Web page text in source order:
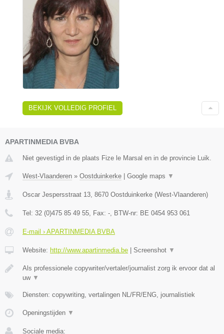
BEKIJK VOLLEDIG PROFIEL
APARTINMEDIA BVBA
Niet gevestigd in de plaats Fize le Marsal en in de provincie Luik.
West-Vlaanderen » Oostduinkerke | Google maps ▼
Oscar Jespersstraat 13 8670 Oostduinkerke (West-Vlaanderen)
Tel: 32 (0)475 85 49 55 , Fax: - , BTW-nr: BE 0454 953 061
E-mail › APARTINMEDIA BVBA
Website: http://www.apartinmedia.be | Screenshot ▼
Als professionele copywriter/vertaler/journalist zorg ik ervoor dat al
uw ▼
Diensten: copywriting, vertalingen NL/FR/ENG, journalistiek
Openingstijden ▼
Sociale media: